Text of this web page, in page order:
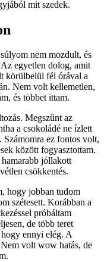
mit szedek.
nem mozdult, és
egyetlen dolog, amit
körülbelül fél órával a
Nem volt kellemetlen,
és többet ittam.
Megszűnt az
a csokoládé ne ízlett
Számomra ez fontos volt,
között fogyasztottam.
jóllakott
csökkentés.
hogy jobban tudom
szétesett. Korábban a
próbáltam
de több teret
ennyi elég. A
volt wow hatás, de